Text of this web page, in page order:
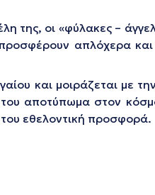
οι «φύλακες –
απλόχερα και
και μοιράζεται με
αποτύπωμα στον
του εθελοντική προσφορά.